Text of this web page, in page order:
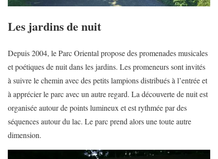
Les jardins de nuit
Depuis 2004, le Parc Oriental propose des promenades musicales
et poétiques de nuit dans les jardins. Les promeneurs sont invités
à suivre le chemin avec des petits lampions distribués à l’entrée et
à apprécier le parc avec un autre regard. La découverte de nuit est
organisée autour de points lumineux et est rythmée par des
séquences autour du lac. Le parc prend alors une toute autre
dimension.